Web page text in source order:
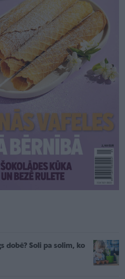
dobē? Soli pa solim, ko